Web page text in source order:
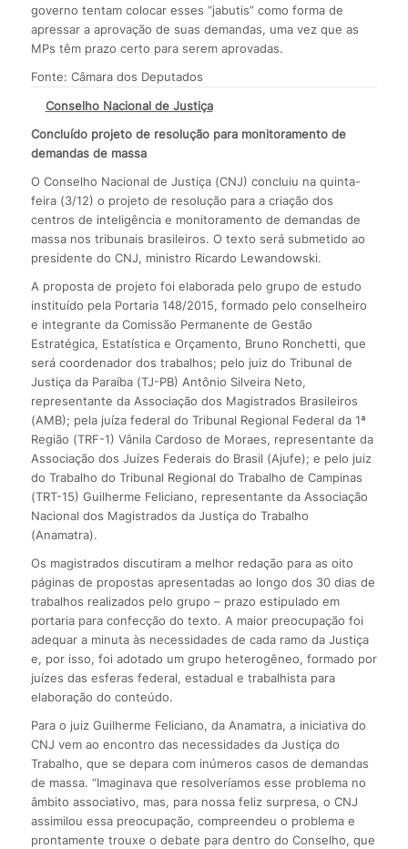
governo tentam colocar esses “jabutis” como forma de
apressar a aprovação de suas demandas, uma vez que as
MPs têm prazo certo para serem aprovadas.
Fonte: Câmara dos Deputados
Conselho Nacional de Justiça
Concluído projeto de resolução para monitoramento de
demandas de massa
O Conselho Nacional de Justiça (CNJ) concluiu na quinta-
feira (3/12) o projeto de resolução para a criação dos
centros de inteligência e monitoramento de demandas de
massa nos tribunais brasileiros. O texto será submetido ao
presidente do CNJ, ministro Ricardo Lewandowski.
A proposta de projeto foi elaborada pelo grupo de estudo
instituído pela Portaria 148/2015, formado pelo conselheiro
e integrante da Comissão Permanente de Gestão
Estratégica, Estatística e Orçamento, Bruno Ronchetti, que
será coordenador dos trabalhos; pelo juiz do Tribunal de
Justiça da Paraíba (TJ-PB) Antônio Silveira Neto,
representante da Associação dos Magistrados Brasileiros
(AMB); pela juíza federal do Tribunal Regional Federal da 1ª
Região (TRF-1) Vânila Cardoso de Moraes, representante da
Associação dos Juízes Federais do Brasil (Ajufe); e pelo juiz
do Trabalho do Tribunal Regional do Trabalho de Campinas
(TRT-15) Guilherme Feliciano, representante da Associação
Nacional dos Magistrados da Justiça do Trabalho
(Anamatra).
Os magistrados discutiram a melhor redação para as oito
páginas de propostas apresentadas ao longo dos 30 dias de
trabalhos realizados pelo grupo – prazo estipulado em
portaria para confecção do texto. A maior preocupação foi
adequar a minuta às necessidades de cada ramo da Justiça
e, por isso, foi adotado um grupo heterogêneo, formado por
juízes das esferas federal, estadual e trabalhista para
elaboração do conteúdo.
Para o juiz Guilherme Feliciano, da Anamatra, a iniciativa do
CNJ vem ao encontro das necessidades da Justiça do
Trabalho, que se depara com inúmeros casos de demandas
de massa. “Imaginava que resolveríamos esse problema no
âmbito associativo, mas, para nossa feliz surpresa, o CNJ
assimilou essa preocupação, compreendeu o problema e
prontamente trouxe o debate para dentro do Conselho, que